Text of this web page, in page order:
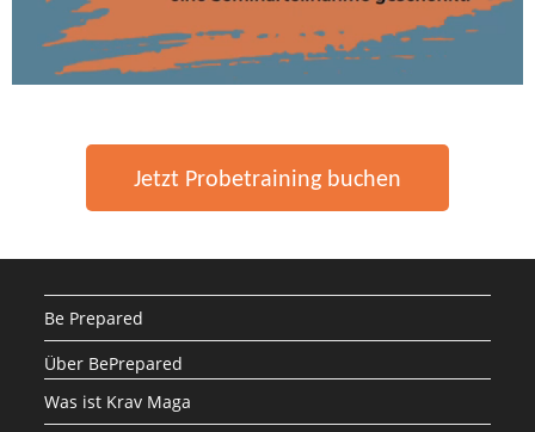
Jetzt Probetraining buchen
Be Prepared
Über BePrepared
Was ist Krav Maga